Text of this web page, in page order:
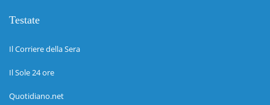
Testate
Il Corriere della Sera
Il Sole 24 ore
Quotidiano.net